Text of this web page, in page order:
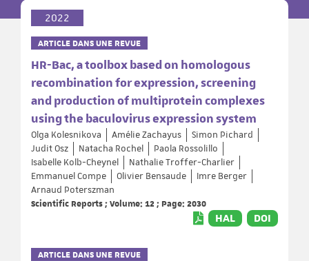
2022
ARTICLE DANS UNE REVUE
HR-Bac, a toolbox based on homologous
recombination for expression, screening
and production of multiprotein complexes
using the baculovirus expression system
Olga Kolesnikova Amélie Zachayus
Simon Pichard
Judit Osz
Natacha Rochel
Paola Rossolillo
Isabelle Kolb-Cheynel
Nathalie Troffer-Charlier
Emmanuel Compe
Olivier Bensaude
Imre Berger
Arnaud Poterszman
Scientific Reports ; Volume: 12 ; Page: 2030
HAL DOI
ARTICLE DANS UNE REVUE